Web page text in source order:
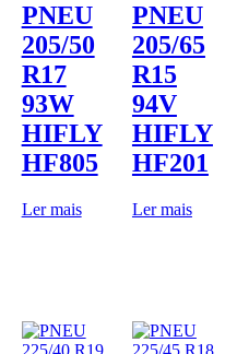
PNEU
205/50
R17
93W
HIFLY
HF805
Ler mais
PNEU
205/65
R15
94V
HIFLY
HF201
Ler mais